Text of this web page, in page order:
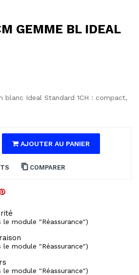
GEMME BL IDEAL
blanc Ideal Standard 1CH : compact,
AJOUTER AU PANIER
COMPARER
module "Réassurance")
module "Réassurance")
module "Réassurance")